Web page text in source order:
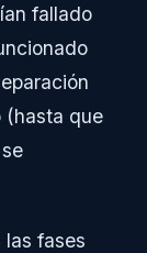
fallado
(hasta que
las fases